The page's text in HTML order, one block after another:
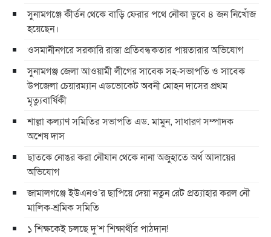
সুনামগঞ্জে কীর্তন থেকে বাড়ি ফেরার পথে নৌকা ডুবে ৪ জন নিখোঁজ
হয়েছেন।
ওসমানীনগরে সরকারি রাস্তা প্রতিবন্ধকতার পায়তারার অভিযোগ
সুনামগঞ্জ জেলা আওয়ামী লীগের সাবেক সহ-সভাপতি ও সাবেক
উপজেলা চেয়ারম্যান এডভোকেট অবনী মোহন দাসের প্রথম
মৃত্যুবার্ষিকী
শাল্লা কল্যাণ সমিতির সভাপতি এড. মামুন, সাধারণ সম্পাদক
অশেষ দাস
ছাতকে নোঙর করা নৌযান থেকে নানা অজুহাতে অর্থ আদায়ের
অভিযোগ
জামালগঞ্জে ইউএনও’র ছাপিয়ে দেয়া নতুন রেট প্রত্যাহার করল নৌ
মালিক-শ্রমিক সমিতি
১ শিক্ষকেই চলছে দু’শ শিক্ষার্থীর পাঠদান!